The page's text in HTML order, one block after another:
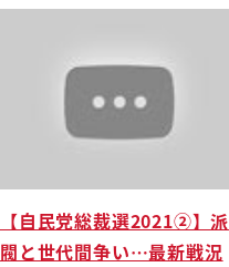
【自民党総裁選2021②】派
閥と世代間争い…最新戦況